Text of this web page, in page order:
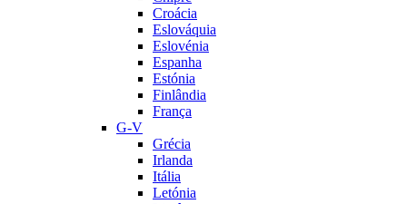
Croácia
Eslováquia
Eslovénia
Espanha
Estónia
Finlândia
França
G-V
Grécia
Irlanda
Itália
Letónia